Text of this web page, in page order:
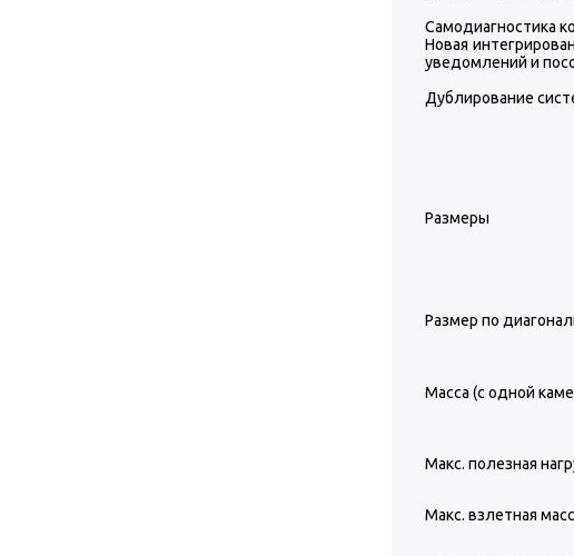
Самодиагностика
Новая
уведомлений и
Дублирование
Размеры
Размер по
Масса (с одной
Макс. полезная
Макс. взлетная